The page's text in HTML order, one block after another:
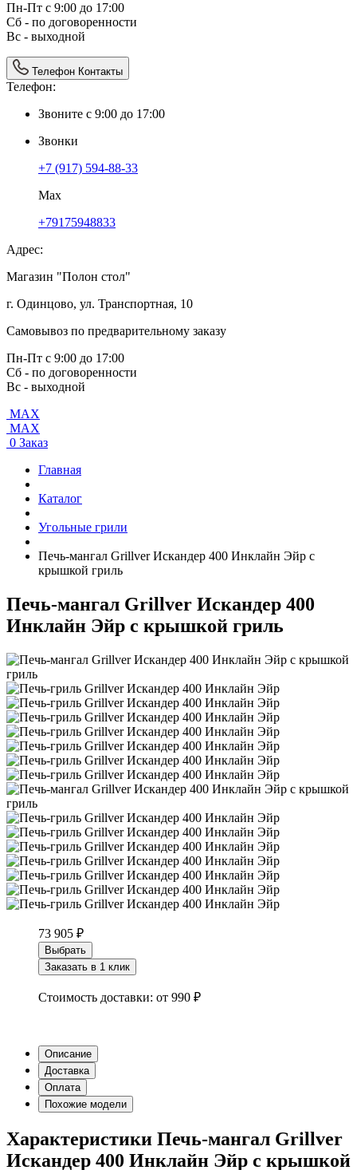
Пн-Пт с 9:00 до 17:00
Сб - по договоренности
Вс - выходной
Телефон Контакты
Телефон:
Звоните с 9:00 до 17:00
Звонки
+7 (917) 594-88-33
Max
+79175948833
Адрес:
Магазин "Полон стол"
г. Одинцово, ул. Транспортная, 10
Самовывоз по предварительному заказу
Пн-Пт с 9:00 до 17:00
Сб - по договоренности
Вс - выходной
MAX
MAX
0 Заказ
Главная
Каталог
Угольные грили
Печь-мангал Grillver Искандер 400 Инклайн Эйр с
крышкой гриль
Печь-мангал Grillver Искандер 400
Инклайн Эйр с крышкой гриль
73 905 ₽
Выбрать
Заказать в 1 клик
Стоимость доставки: от 990 ₽
Описание
Доставка
Оплата
Похожие модели
Характеристики Печь-мангал Grillver
Искандер 400 Инклайн Эйр с крышкой